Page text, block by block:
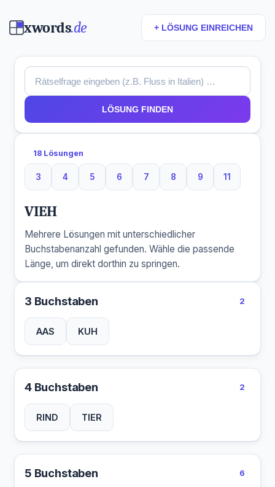
xwords.de + LÖSUNG EINREICHEN
LÖSUNG FINDEN
18 Lösungen
3
3 Buchstaben
4
4 Buchstaben
5
5 Buchstaben
6
6 Buchstaben
7
7 Buchstaben
8
8 Buchstaben
9
9 Buchstaben
11
11
VIEH
Mehrere Lösungen mit unterschiedlicher
Buchstabenanzahl gefunden. Wähle die passende
Länge, um direkt dorthin zu springen.
3 Buchstaben 2
AAS KUH
4 Buchstaben 2
RIND TIER
5 Buchstaben 6